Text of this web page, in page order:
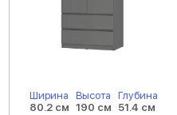
Ширина
80.2 см
Высота
190 см
Глубина
51.4 см